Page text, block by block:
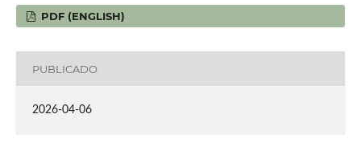
PDF (ENGLISH)
PUBLICADO
2026-04-06